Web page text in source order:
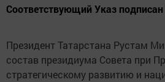
Соответствующий Указ
Президент Татарстана Рустам
состав президиума Совета при
стратегическому развитию и